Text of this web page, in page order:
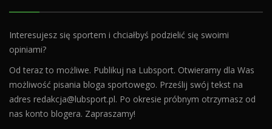
Interesujesz się sportem i chciałbyś podzielić się swoimi
opiniami?
Od teraz to możliwe. Publikuj na Lubsport. Otwieramy dla Was
możliwość pisania bloga sportowego. Prześlij swój tekst na
adres redakcja@lubsport.pl. Po okresie próbnym otrzymasz od
nas konto blogera. Zapraszamy!